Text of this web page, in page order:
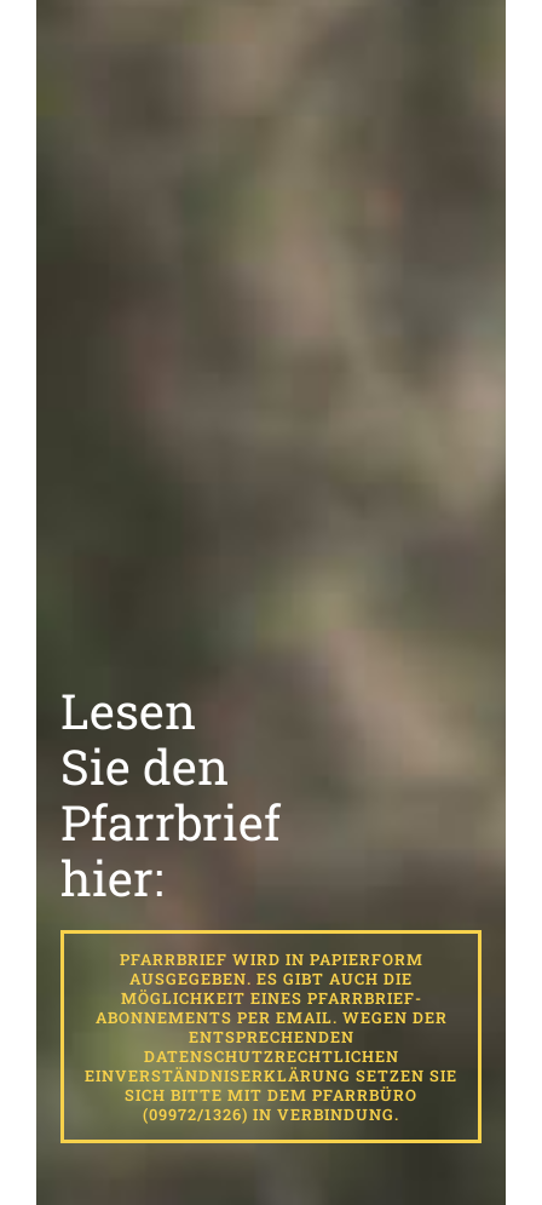
Lesen
Sie den
Pfarrbrief
hier:
PFARRBRIEF WIRD IN PAPIERFORM
AUSGEGEBEN. ES GIBT AUCH DIE
MÖGLICHKEIT EINES PFARRBRIEF-
ABONNEMENTS PER EMAIL. WEGEN DER
ENTSPRECHENDEN
DATENSCHUTZRECHTLICHEN
EINVERSTÄNDNISERKLÄRUNG SETZEN SIE
SICH BITTE MIT DEM PFARRBÜRO
(09972/1326) IN VERBINDUNG.